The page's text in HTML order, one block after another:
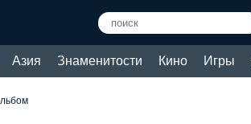
Азия Знаменитости Кино Игры